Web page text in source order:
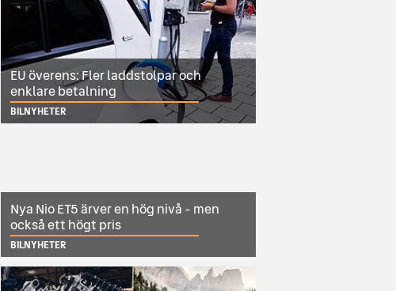
EU överens: Fler laddstolpar och
enklare betalning
BILNYHETER
Nya Nio ET5 ärver en hög nivå - men
också ett högt pris
BILNYHETER